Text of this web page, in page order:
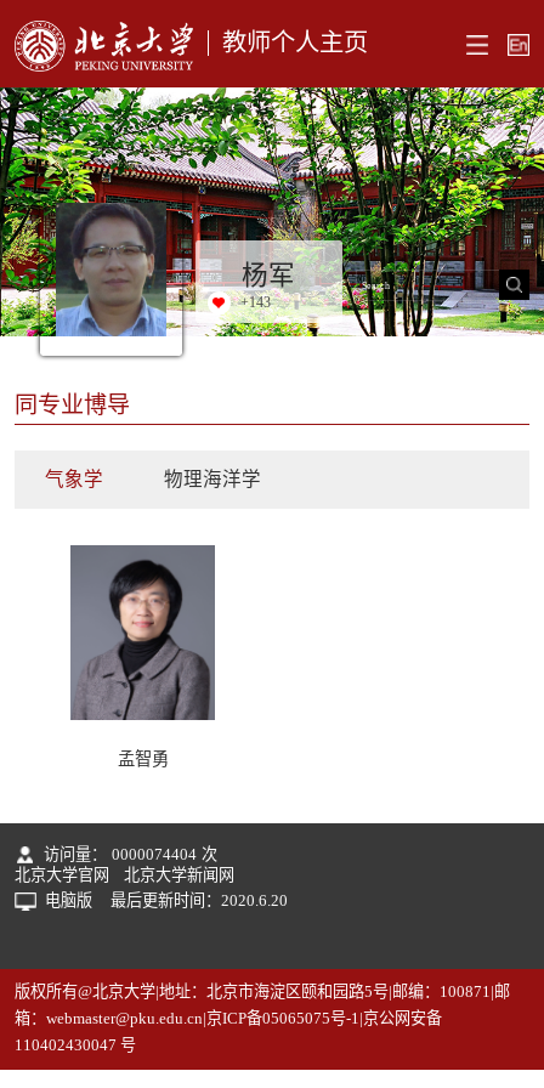
教师个人主页
杨军
+143
同专业博导
气象学 物理海洋学
孟智勇
访问量： 0000074404 次
北京大学官网
北京大学新闻网
电脑版
最后更新时间： 2020.6.20
版权所有@北京大学|地址：北京市海淀区颐和园路5号|邮编：100871|邮
箱：webmaster@pku.edu.cn|京ICP备05065075号-1|京公网安备
110402430047 号